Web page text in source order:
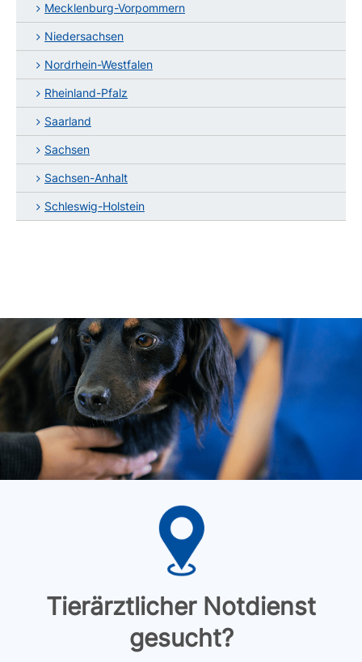
Mecklenburg-Vorpommern
Niedersachsen
Nordrhein-Westfalen
Rheinland-Pfalz
Saarland
Sachsen
Sachsen-Anhalt
Schleswig-Holstein
Tierärztlicher Notdienst
gesucht?